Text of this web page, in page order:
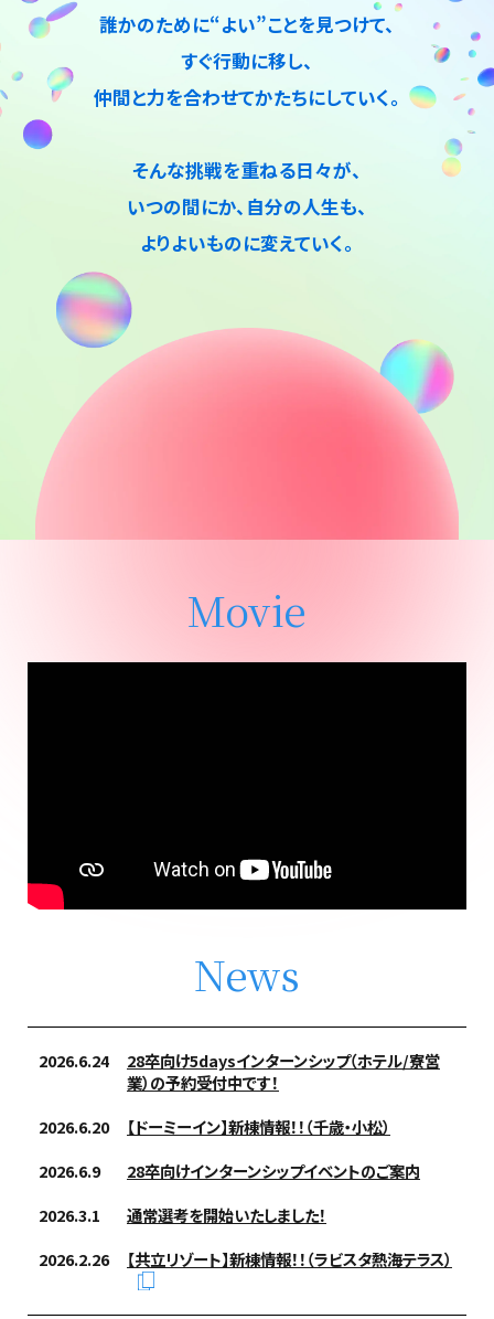
誰かのために“よい”ことを見つけて、
すぐ行動に移し、
仲間と力を合わせてかたちにしていく。
そんな挑戦を重ねる日々が、
いつの間にか、自分の人生も、
よりよいものに変えていく。
Movie
News
2026.6.24
28卒向け5daysインターンシップ（ホテル/寮営
業）の予約受付中です！
2026.6.20
【ドーミーイン】新棟情報！！（千歳・小松）
2026.6.9
28卒向けインターンシップイベントのご案内
2026.3.1
通常選考を開始いたしました！
2026.2.26
【共立リゾート】新棟情報！！（ラビスタ熱海テラス）